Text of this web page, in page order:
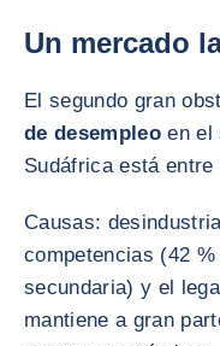
Un mercado
El segundo gran
de desempleo en el
Sudáfrica está
Causas:
competencias (42
secundaria) y el
mantiene a gran